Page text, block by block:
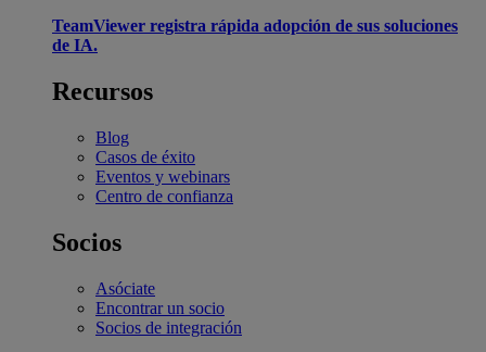
TeamViewer registra rápida adopción de sus soluciones
de IA.
Recursos
Blog
Casos de éxito
Eventos y webinars
Centro de confianza
Socios
Asóciate
Encontrar un socio
Socios de integración